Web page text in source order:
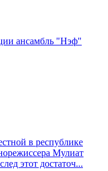
ансамбль "Нэф"
в республике
Мулиат
этот достаточ...